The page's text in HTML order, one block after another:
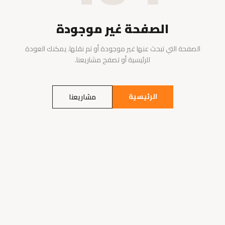
الصفحة غير موجودة
الصفحة التي تبحث عنها غير موجودة أو تم نقلها. يمكنك العودة
للرئيسية أو تصفح مشاريعنا.
الرئيسية مشاريعنا